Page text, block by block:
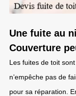
Une fuite au
Couverture
Les fuites de toit
n’empêche pas de
pour sa réparation.